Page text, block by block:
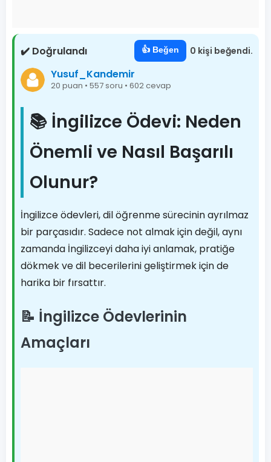
✔️ Doğrulandı 👍 Beğen 0 kişi beğendi.
Yusuf_Kandemir
20 puan • 557 soru • 602 cevap
📚 İngilizce Ödevi: Neden
Önemli ve Nasıl Başarılı
Olunur?
İngilizce ödevleri, dil öğrenme sürecinin ayrılmaz
bir parçasıdır. Sadece not almak için değil, aynı
zamanda İngilizceyi daha iyi anlamak, pratiğe
dökmek ve dil becerilerini geliştirmek için de
harika bir fırsattır.
📝 İngilizce Ödevlerinin
Amaçları